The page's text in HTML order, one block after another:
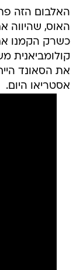
האלבום הזה
האוס, שהיווה
כשרק הקמנו
קולומביאנית
את הסאונד
אסטריאו היום.